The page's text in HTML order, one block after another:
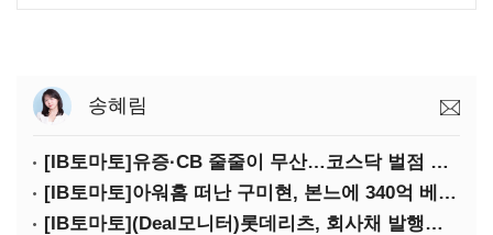
송혜림
[IB토마토]유증·CB 줄줄이 무산…코스닥 벌점 급증에 상폐 압박
[IB토마토]아워홈 떠난 구미현, 본느에 340억 베팅…가족 지배체제 구축
[IB토마토](Deal모니터)롯데리츠, 회사채 발행…빠듯한 유동성 차환으로 대응